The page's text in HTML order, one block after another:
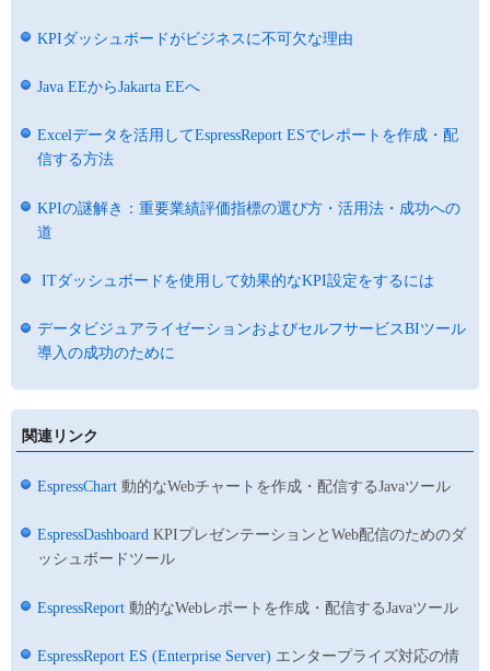
KPIダッシュボードがビジネスに不可欠な理由
Java EEからJakarta EEへ
Excelデータを活用してEspressReport ESでレポートを作成・配
信する方法
KPIの謎解き：重要業績評価指標の選び方・活用法・成功への
道
ITダッシュボードを使用して効果的なKPI設定をするには
データビジュアライゼーションおよびセルフサービスBIツール
導入の成功のために
関連リンク
EspressChart 動的なWebチャートを作成・配信するJavaツール
EspressDashboard KPIプレゼンテーションとWeb配信のためのダ
ッシュボードツール
EspressReport 動的なWebレポートを作成・配信するJavaツール
EspressReport ES (Enterprise Server) エンタープライズ対応の情